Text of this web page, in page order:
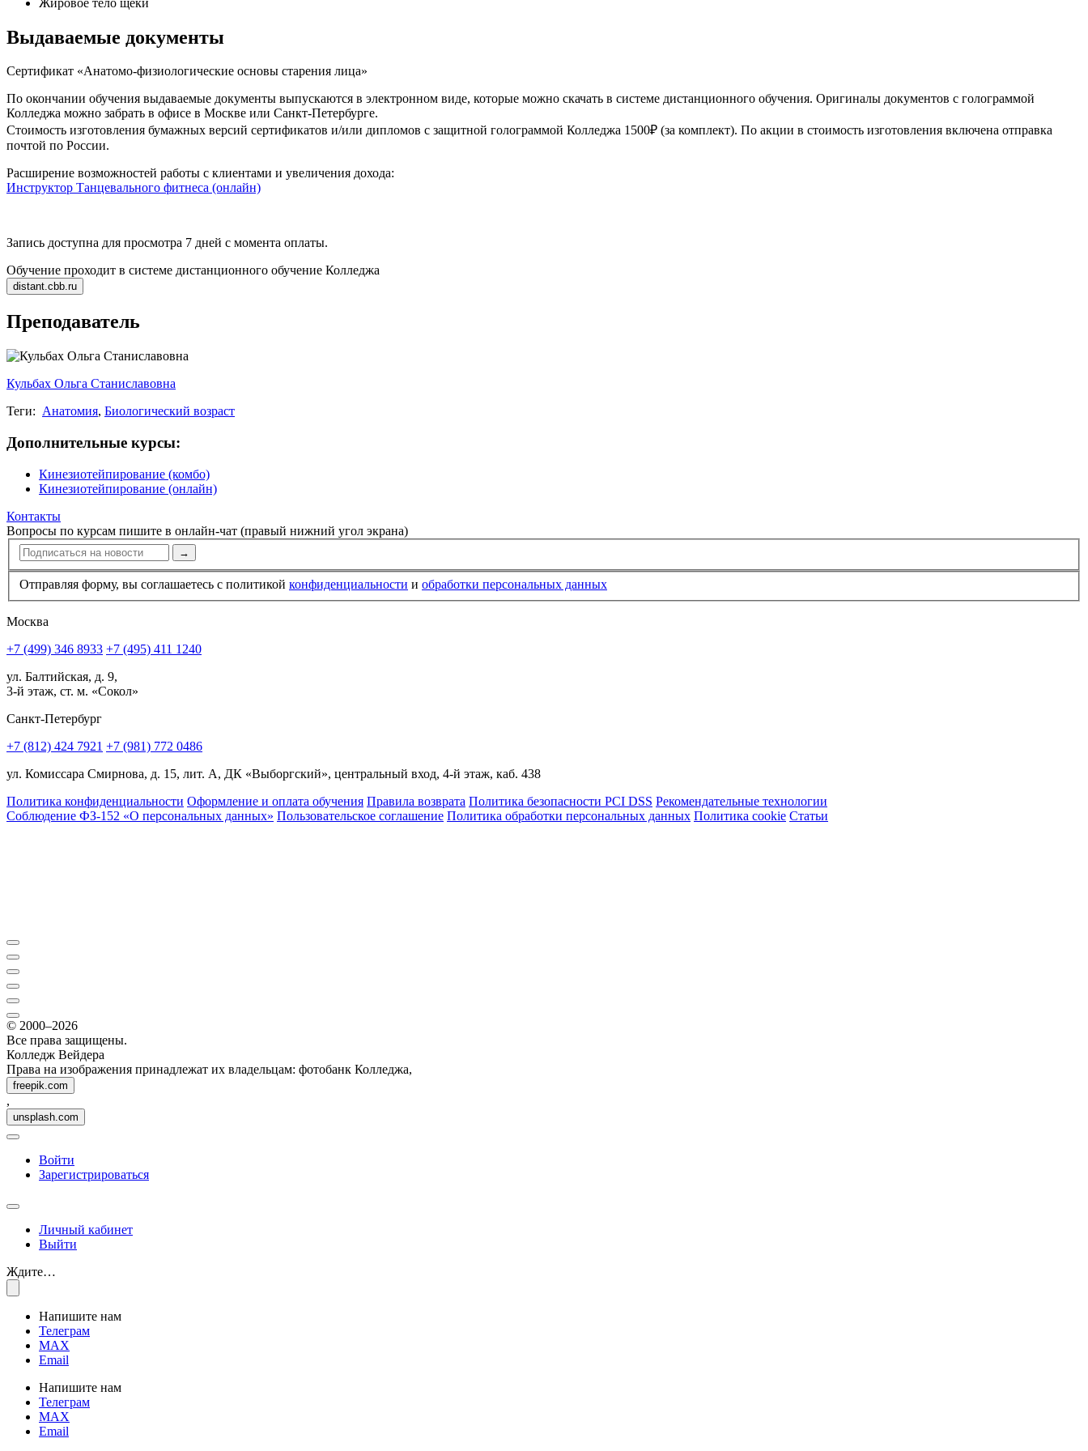
Выдаваемые документы
Сертификат «Анатомо-физиологи­ческие основы старения лица»
По окончании обучения выдаваемые документы выпускаются в электронном виде, которые можно скачать в системе дистанционного обучения. Оригиналы документов с голограммой
Колледжа можно забрать в офисе в Москве или Санкт-Петербурге.
Стоимость изготовления бумажных версий сертификатов и/или дипломов с защитной голограммой Колледжа 1500₽ (за комплект). По акции в стоимость изготовления включена отправка
почтой по России.
Расширение возможностей работы с клиентами и увеличения дохода:
Инструктор Танцевального фитнеса (онлайн)
Запись доступна для просмотра 7 дней с момента оплаты.
Обучение проходит в системе дистанционного обучение Колледжа
Преподаватель
Кульбах Ольга Станиславовна
Теги: Анатомия, Биологический возраст
Дополнительные курсы:
Кинезиотейпирование (комбо)
Кинезиотейпирование (онлайн)
Контакты
Вопросы по курсам пишите в онлайн-чат (правый нижний угол экрана)
→
Отправляя форму, вы соглашаетесь с политикой конфи­ден­циальности и обработки персональных данных
Москва
+7 (499) 346 8933 +7 (495) 411 1240
ул. Балтийская, д. 9,
3-й этаж, ст. м. «Сокол»
Санкт-Петербург
+7 (812) 424 7921 +7 (981) 772 0486
ул. Комиссара Смирнова, д. 15, лит. А, ДК «Выборгский», центральный вход, 4-й этаж, каб. 438
Политика конфиденциальности Оформление и оплата обучения Правила возврата Политика безопасности PCI DSS Рекомендательные технологии
Соблюдение ФЗ-152 «О персональ­ных данных» Пользовательское соглашение Политика обработки персональных данных Политика cookie Статьи
© 2000–2026
Все права защищены.
Колледж Вейдера
Права на изображения принадлежат их владельцам: фотобанк Колледжа,
freepik.com
,
unsplash.com
Войти
Зарегистрироваться
Личный кабинет
Выйти
Ждите…
Напишите нам
Телеграм
MAX
Email
Напишите нам
Телеграм
MAX
Email